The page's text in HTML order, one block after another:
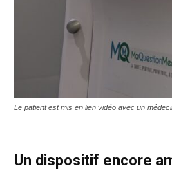
Le patient est mis en lien vidéo avec un
Un dispositif encore